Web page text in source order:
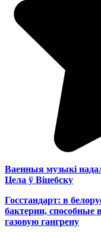
Ваенныя музыкі
Цела ў Віцебску
Госстандарт: в
бактерии, способные
газовую гангрену